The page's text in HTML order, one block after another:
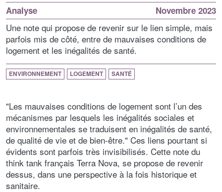
Analyse Novembre 2023
Une note qui propose de revenir sur le lien simple, mais
parfois mis de côté, entre de mauvaises conditions de
logement et les inégalités de santé.
ENVIRONNEMENT LOGEMENT SANTÉ
"Les mauvaises conditions de logement sont l’un des
mécanismes par lesquels les inégalités sociales et
environnementales se traduisent en inégalités de santé,
de qualité de vie et de bien-être." Ces liens pourtant si
évidents sont parfois très invisibilisés. Cette note du
think tank français Terra Nova, se propose de revenir
dessus, dans une perspective à la fois historique et
sanitaire.